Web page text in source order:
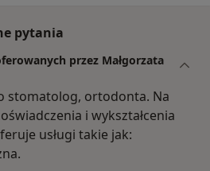
pytania
przez Małgorzata
stomatolog, ortodonta. Na
i wykształcenia
usługi takie jak: